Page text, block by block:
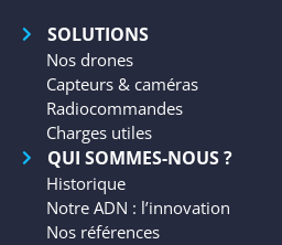
SOLUTIONS
Nos drones
Capteurs & caméras
Radiocommandes
Charges utiles
QUI SOMMES-NOUS ?
Historique
Notre ADN : l’innovation
Nos références